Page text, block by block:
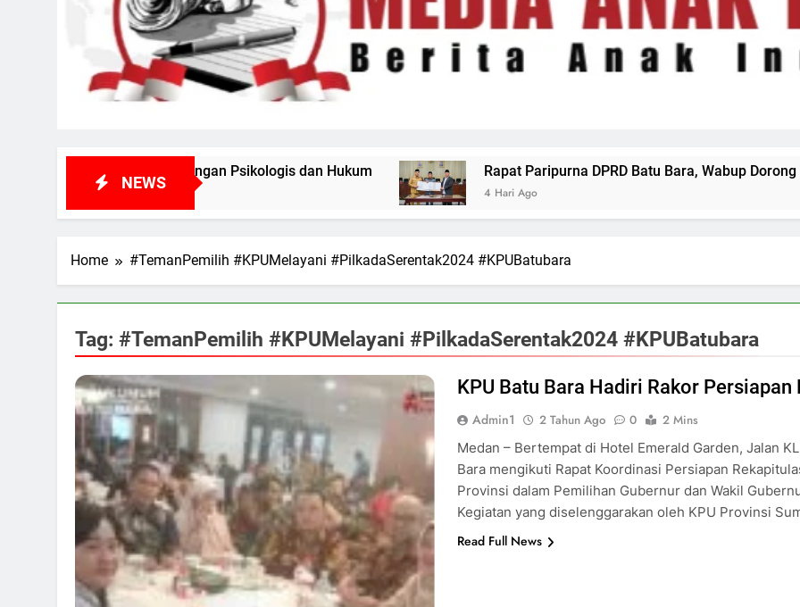
NEWS
Psikologis dan Hukum Rapat Paripurna DPRD Batu Bara, Wabup Dorong Tata Kelola Keuangan Daerah
Home #TemanPemilih #KPUMelayani #PilkadaSerentak2024 #KPUBatubara
Tag: #TemanPemilih #KPUMelayani #PilkadaSerentak2024 #KPUBatubara
KPU Batu Bara Hadiri Rakor
Admin1 2 Tahun Ago 0
2 Mins
Medan – Bertempat di Hotel Emerald Garden, Jalan
Bara mengikuti Rapat Koordinasi Persiapan
Provinsi dalam Pemilihan Gubernur dan Wakil
Kegiatan yang diselenggarakan oleh KPU Provinsi
Read Full News